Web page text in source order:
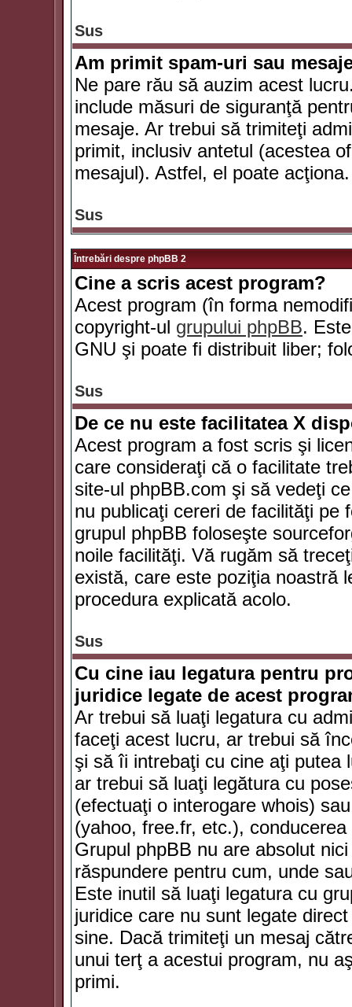
Sus
Am primit spam-uri sau
Ne pare rău să auzim acest
include măsuri de siguranţă
mesaje. Ar trebui să trimiteţi
primit, inclusiv antetul (acestea
mesajul). Astfel, el poate acţiona.
Sus
Întrebări despre phpBB 2
Cine a scris acest program?
Acest program (în forma
copyright-ul grupului phpBB.
GNU şi poate fi distribuit liber;
Sus
De ce nu este facilitatea X
Acest program a fost scris şi
care consideraţi că o facilitate
site-ul phpBB.com şi să vedeţi
nu publicaţi cereri de facilităţi pe
grupul phpBB foloseşte
noile facilităţi. Vă rugăm să
există, care este poziţia noastră
procedura explicată acolo.
Sus
Cu cine iau legatura pentru
juridice legate de acest
Ar trebui să luaţi legatura cu
faceţi acest lucru, ar trebui să
şi să îi intrebaţi cu cine aţi putea
ar trebui să luaţi legătura cu
(efectuaţi o interogare whois)
(yahoo, free.fr, etc.),
Grupul phpBB nu are absolut
răspundere pentru cum, unde
Este inutil să luaţi legatura cu
juridice care nu sunt legate
sine. Dacă trimiteţi un mesaj
unui terţ a acestui program, nu
primi.